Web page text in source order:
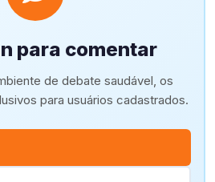
para comentar
de debate saudável, os
para usuários cadastrados.